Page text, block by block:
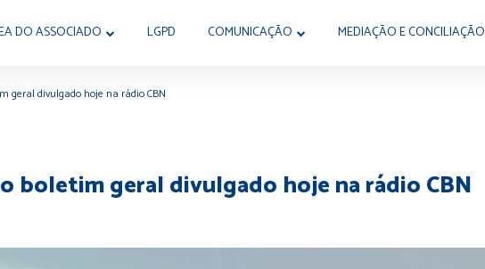
DO ASSOCIADO LGPD COMUNICAÇÃO MEDIAÇÃO E CONCILIAÇÃO
geral divulgado hoje na rádio CBN
boletim geral divulgado hoje na rádio CBN